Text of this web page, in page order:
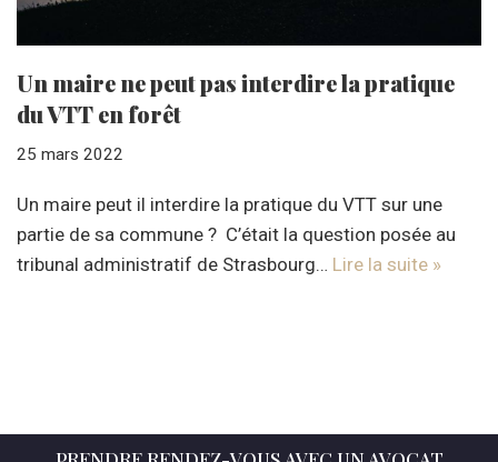
Un maire ne peut pas interdire la pratique
du VTT en forêt
25 mars 2022
Un maire peut il interdire la pratique du VTT sur une
partie de sa commune ? C’était la question posée au
tribunal administratif de Strasbourg… Lire la suite »